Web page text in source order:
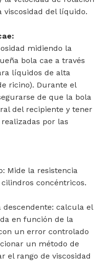
viscosidad del líquido.
midiendo la
bola cae a través
líquidos de alta
ricino). Durante el
de que la bola
del recipiente y tener
por las
Mide la resistencia
concéntricos.
calcula el
en función de la
un error controlado
un método de
el rango de viscosidad